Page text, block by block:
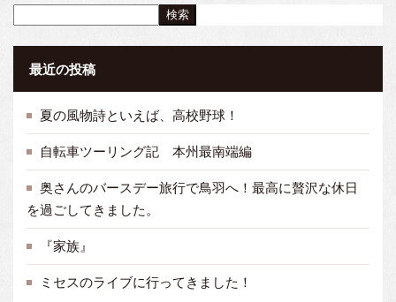
検索
最近の投稿
夏の風物詩といえば、高校野球！
自転車ツーリング記 本州最南端編
奥さんのバースデー旅行で鳥羽へ！最高に贅沢な休日
を過ごしてきました。
『家族』
ミセスのライブに行ってきました！